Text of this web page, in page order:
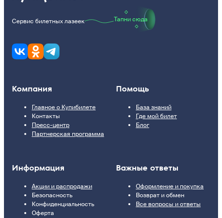
Сервис билетных лазеек Тапни сюда
Компания
Главное о Купибилете
Контакты
Пресс-центр
Партнерская программа
Помощь
База знаний
Где мой билет
Блог
Информация
Акции и распродажи
Безопасность
Конфиденциальность
Оферта
Важные ответы
Оформление и покупка
Возврат и обмен
Все вопросы и ответы